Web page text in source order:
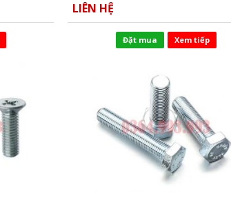
LIÊN HỆ
Đặt mua Xem tiếp